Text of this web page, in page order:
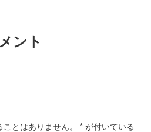
ント
とはありません。 * が付いている